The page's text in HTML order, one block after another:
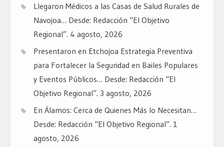
Llegaron Médicos a las Casas de Salud Rurales de
Navojoa… Desde: Redacción “El Objetivo
Regional”. 4 agosto, 2026
Presentaron en Etchojoa Estrategia Preventiva
para Fortalecer la Seguridad en Bailes Populares
y Eventos Públicos… Desde: Redacción “El
Objetivo Regional”. 3 agosto, 2026
En Álamos: Cerca de Quienes Más lo Necesitan…
Desde: Redacción “El Objetivo Regional”. 1
agosto, 2026